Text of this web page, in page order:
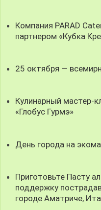
Компания PARAD
партнером «Кубка
25 октября —
Кулинарный мастер-
«Глобус Гурмэ»
День города на
Приготовьте Пасту
поддержку
городе Aматриче,